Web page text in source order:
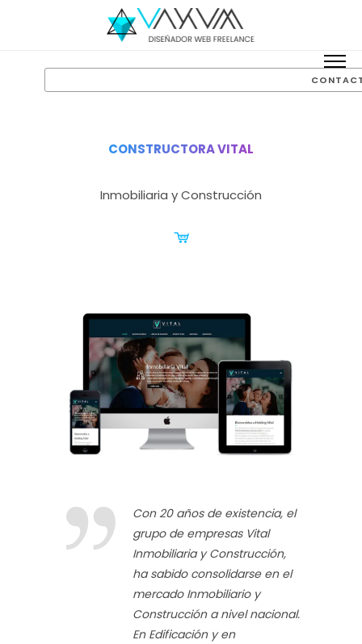
CONSTRUCTORA VITAL
Inmobiliaria y Construcción
Con 20 años de existencia, el
grupo de empresas Vital
Inmobiliaria y Construcción,
ha sabido consolidarse en el
mercado Inmobiliario y
Construcción a nivel nacional.
En Edificación y en